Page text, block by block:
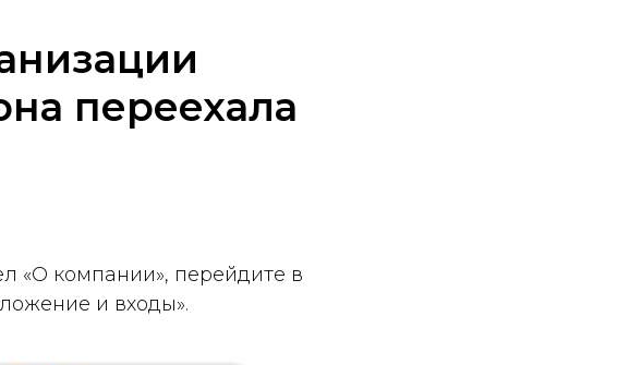
переехала
«О компании», перейдите в
и входы».